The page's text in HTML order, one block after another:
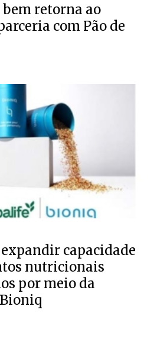
retorna ao
com Pão de
capacidade
nutricionais
por meio da